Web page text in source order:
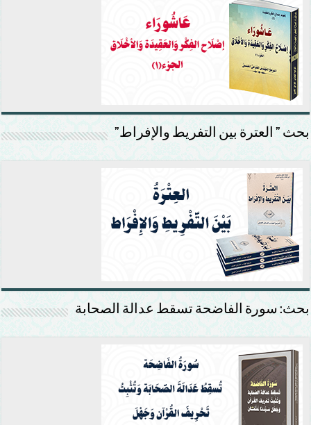
بحث ” العترة بين التفريط والإفراط”
بحث: سورة الفاضحة تسقط عدالة الصحابة